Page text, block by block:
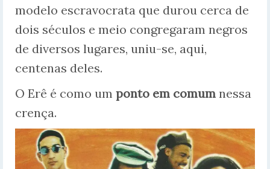
modelo escravocrata que durou cerca de
dois séculos e meio congregaram negros
de diversos lugares, uniu-se, aqui,
centenas deles.
O Erê é como um ponto em comum nessa
crença.